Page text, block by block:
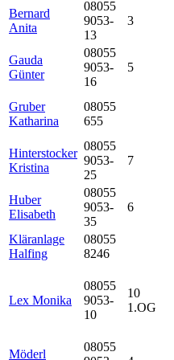
Bernard
Anita
08055
9053-
13
3
Gauda
Günter
08055
9053-
16
5
Gruber
Katharina
08055
655
Hinterstocker
Kristina
08055
9053-
25
7
Huber
Elisabeth
08055
9053-
35
6
Kläranlage
Halfing
08055
8246
Lex Monika
08055
9053-
10
10
1.OG
Möderl
08055